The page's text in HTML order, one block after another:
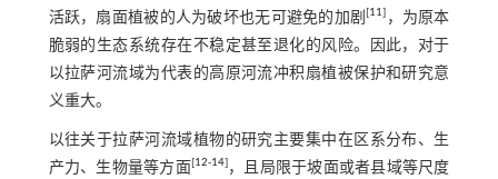
活跃，扇面植被的人为破坏也无可避免的加剧[11] ，为原本
脆弱的生态系统存在不稳定甚至退化的风险。因此，对于
以拉萨河流域为代表的高原河流冲积扇植被保护和研究意
义重大。
以往关于拉萨河流域植物的研究主要集中在区系分布、生
产力、生物量等方面[12-14]，且局限于坡面或者县域等尺度